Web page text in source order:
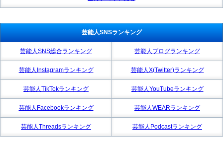
芸能人SNSランキング
芸能人SNS総合ランキング 芸能人ブログランキング
芸能人Instagramランキング 芸能人X(Twitter)ランキング
芸能人TikTokランキング 芸能人YouTubeランキング
芸能人Facebookランキング 芸能人WEARランキング
芸能人Threadsランキング 芸能人Podcastランキング